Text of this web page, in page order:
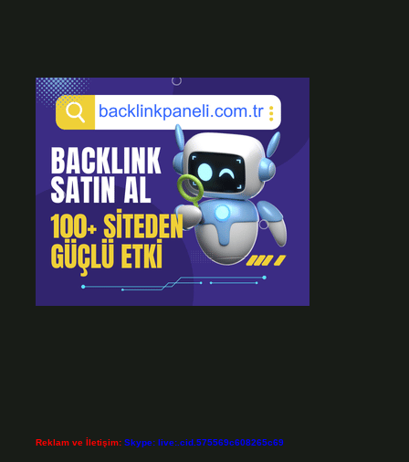
Reklam ve İletişim: Skype: live:.cid.575569c608265c69